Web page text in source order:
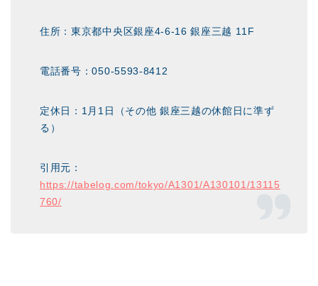
住所：東京都中央区銀座4-6-16 銀座三越 11F
電話番号：050-5593-8412
定休日：1月1日（その他 銀座三越の休館日に準ず
る）
引用元：
https://tabelog.com/tokyo/A1301/A130101/13115
760/